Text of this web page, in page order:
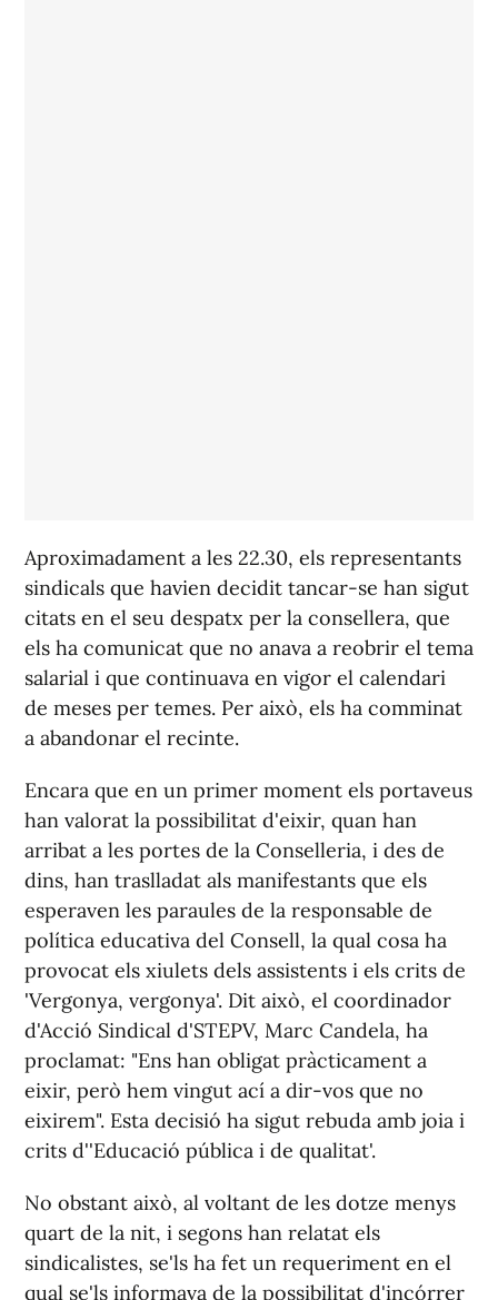
Aproximadament a les 22.30, els representants
sindicals que havien decidit tancar-se han sigut
citats en el seu despatx per la consellera, que
els ha comunicat que no anava a reobrir el tema
salarial i que continuava en vigor el calendari
de meses per temes. Per això, els ha comminat
a abandonar el recinte.
Encara que en un primer moment els portaveus
han valorat la possibilitat d'eixir, quan han
arribat a les portes de la Conselleria, i des de
dins, han traslladat als manifestants que els
esperaven les paraules de la responsable de
política educativa del Consell, la qual cosa ha
provocat els xiulets dels assistents i els crits de
'Vergonya, vergonya'. Dit això, el coordinador
d'Acció Sindical d'STEPV, Marc Candela, ha
proclamat: "Ens han obligat pràcticament a
eixir, però hem vingut ací a dir-vos que no
eixirem". Esta decisió ha sigut rebuda amb joia i
crits d''Educació pública i de qualitat'.
No obstant això, al voltant de les dotze menys
quart de la nit, i segons han relatat els
sindicalistes, se'ls ha fet un requeriment en el
qual se'ls informava de la possibilitat d'incórrer